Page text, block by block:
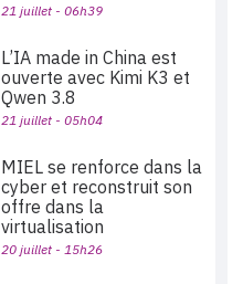
21 juillet - 06h39
L’IA made in China est
ouverte avec Kimi K3 et
Qwen 3.8
21 juillet - 05h04
MIEL se renforce dans la
cyber et reconstruit son
offre dans la
virtualisation
20 juillet - 15h26